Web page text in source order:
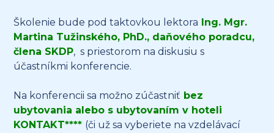
Školenie bude pod taktovkou lektora Ing. Mgr.
Martina Tužinského, PhD., daňového poradcu,
člena SKDP, s priestorom na diskusiu s
účastníkmi konferencie.
Na konferencii sa možno zúčastniť bez
ubytovania alebo s ubytovaním v hoteli
KONTAKT**** (či už sa vyberiete na vzdelávací